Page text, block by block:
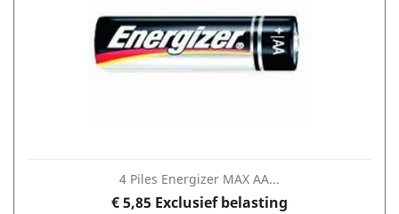
4 Piles Energizer MAX AA...
Prijs
€ 5,85 Exclusief belasting